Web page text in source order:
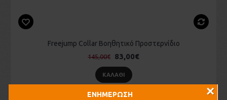
ΕΝΗΜΕΡΩΣΗ ×
Freejump Collar Βοηθητικό Προστερνίδιο
145,00€ 83,00€
ΚΑΛΆΘΙ